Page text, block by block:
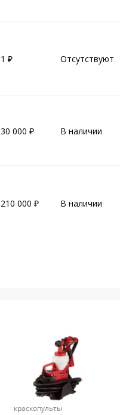
1 Отсутствуют
30 000 В наличии
210 000 В наличии
краскопульты